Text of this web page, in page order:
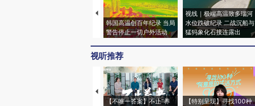
韩国高温创百年纪录 当局
警告停止一切户外活动
视线｜极端高温致多瑙河
水位跌破纪录 二战沉船与
猛犸象化石接连露出
视听推荐
【不唯一答案】不止“养
【特别呈现】寻找100种